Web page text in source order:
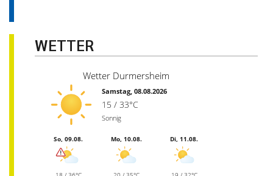
WETTER
Wetter Durmersheim
Samstag, 08.08.2026
15 / 33°C
Sonnig
So, 09.08. Mo, 10.08. Di, 11.08.